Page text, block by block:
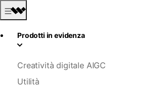
Prodotti in evidenza
Creatività digitale AIGC
Utilità